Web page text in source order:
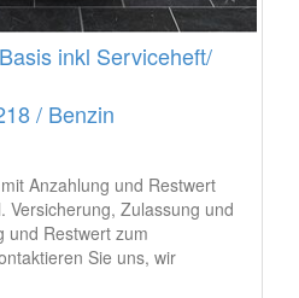
inkl Serviceheft/
/ Benzin
Anzahlung und Restwert
Versicherung, Zulassung und
und Restwert zum
Sie uns, wir